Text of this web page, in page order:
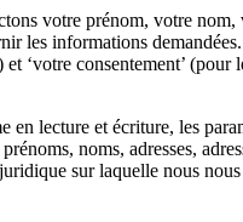
votre prénom, votre nom,
les informations
‘votre consentement’ (pour
lecture et écriture, les
noms, adresses,
sur laquelle nous